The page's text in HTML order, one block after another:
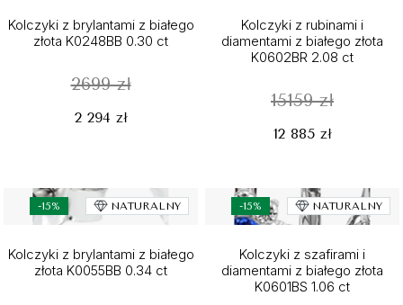
Kolczyki z brylantami z białego
złota K0248BB 0.30 ct
2699 zł
2 294 zł
Kolczyki z rubinami i
diamentami z białego złota
K0602BR 2.08 ct
15159 zł
12 885 zł
-15% NATURALNY
Kolczyki z brylantami z białego
złota K0055BB 0.34 ct
-15% NATURALNY
Kolczyki z szafirami i
diamentami z białego złota
K0601BS 1.06 ct